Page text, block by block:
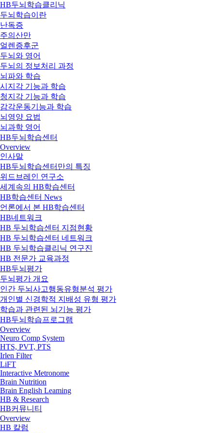
HB두뇌학습클리닉
두뇌학습이란
난독증
주의산만
얼렌증후군
두뇌와 영어
두뇌의 정보처리 과정
뇌파와 학습
시지각 기능과 학습
청지각 기능과 학습
감각운동기능과 학습
뇌영양 요법
뇌과학 영어
HB두뇌학습센터
Overview
인사말
HB두뇌학습센터만의 특징
위드브레인 연구소
세계속의 HB학습센터
HB학습센터 News
언론에서 본 HB학습센터
HB네트워크
HB 두뇌학습센터 지점현황
HB 두뇌학습센터 네트워크
HB 두뇌학습클리닉 연구진
HB 전문가 교육과정
HB두뇌평가
두뇌평가 개요
인간 두뇌사고행동유형분석 평가
개인별 신경학적 지배성 유형 평가
학습과 관련된 뇌기능 평가
HB두뇌학습프로그램
Overview
Neuro Comp System
HTS, PVT, PTS
Irlen Filter
LiFT
Interactive Metronome
Brain Nutrition
Brain English Leaming
HB & Research
HB커뮤니티
Overview
HB 칼럼